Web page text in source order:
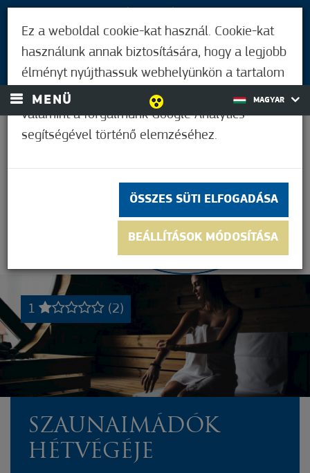
BEJELENTKEZÉS
MENÜ MAGYAR
1 (2)
SZAUNAIMÁDÓK
HÉTVÉGÉJE
Ez a weboldal cookie-kat használ. Cookie-kat
használunk annak biztosítására, hogy a legjobb
élményt nyújthassuk webhelyünkön a tartalom
és a hirdetések személyre szabásához,
valamint a forgalmunk Google Analytics
segítségével történő elemzéséhez.
ÖSSZES SÜTI ELFOGADÁSA
BEÁLLÍTÁSOK MÓDOSÍTÁSA